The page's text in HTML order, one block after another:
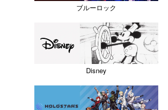
ブルーロック
Disney